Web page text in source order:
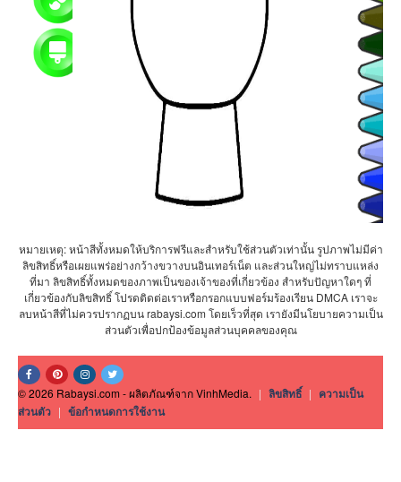
หมายเหตุ: หน้าสีทั้งหมดให้บริการฟรีและสำหรับใช้ส่วนตัวเท่านั้น รูปภาพไม่มีค่า
ลิขสิทธิ์หรือเผยแพร่อย่างกว้างขวางบนอินเทอร์เน็ต และส่วนใหญ่ไม่ทราบแหล่ง
ที่มา ลิขสิทธิ์ทั้งหมดของภาพเป็นของเจ้าของที่เกี่ยวข้อง สำหรับปัญหาใดๆ ที่
เกี่ยวข้องกับลิขสิทธิ์ โปรดติดต่อเราหรือกรอกแบบฟอร์มร้องเรียน DMCA เราจะ
ลบหน้าสีที่ไม่ควรปรากฏบน rabaysi.com โดยเร็วที่สุด เรายังมีนโยบายความเป็น
ส่วนตัวเพื่อปกป้องข้อมูลส่วนบุคคลของคุณ
© 2026 Rabaysi.com - ผลิตภัณฑ์จาก VinhMedia. | ลิขสิทธิ์ | ความเป็น
ส่วนตัว | ข้อกำหนดการใช้งาน